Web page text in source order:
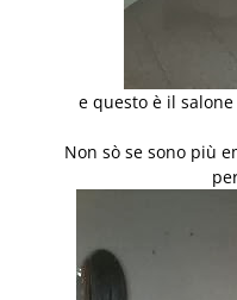
e questo è il
Non sò se sono più